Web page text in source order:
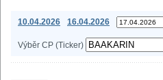
10.04.2026 16.04.2026
Výběr CP (Ticker)